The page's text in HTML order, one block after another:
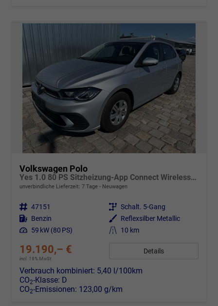
Volkswagen Polo
Yes 1.0 80 PS Sitzheizung-App Connect Wireless-Einparkhilfe-Klima-Sofort
unverbindliche Lieferzeit: 7 Tage Neuwagen
Fahrzeugnr. 47151 Getriebe Schalt. 5-Gang
Kraftstoff Benzin Außenfarbe
Reflexsilber Metallic
Leistung 59 kW (80 PS) Kilometerstand 10 km
19.190,– €
incl. 19% MwSt.
Details
Verbrauch kombiniert: 5,40 l/100km
CO2-Klasse: D
CO2-Emissionen: 123,00 g/km